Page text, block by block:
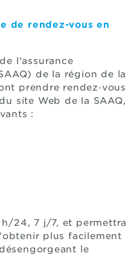
de rendez-vous en
l'assurance
de la région de la
prendre rendez‑vous
site Web de la SAAQ,
:
24, 7 j/7, et permettra
plus facilement
le